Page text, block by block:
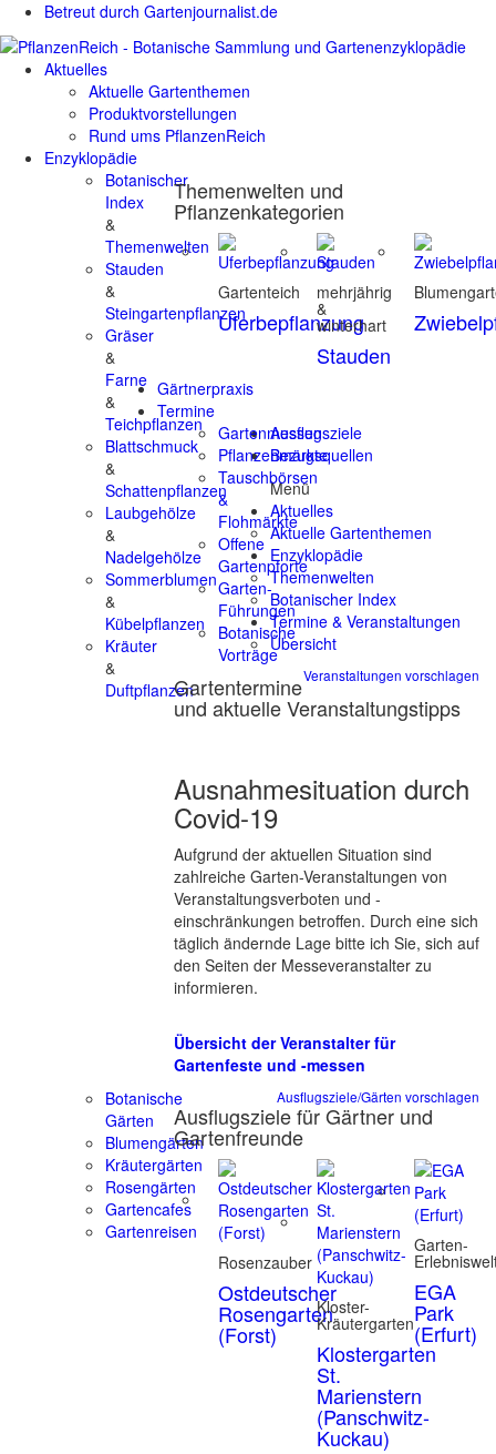
Betreut durch Gartenjournalist.de
Aktuelles
Aktuelle Gartenthemen
Produktvorstellungen
Rund ums PflanzenReich
Enzyklopädie
Botanischer
Index
&
Themenwelten
Stauden
&
Steingartenpflanzen
Gräser
&
Farne
&
Teichpflanzen
Blattschmuck
&
Schattenpflanzen
Laubgehölze
&
Nadelgehölze
Sommerblumen
&
Kübelpflanzen
Kräuter
&
Duftpflanzen
Themenwelten und
Pflanzenkategorien
Gartenteich
Uferbepflanzung
mehrjährig
&
winterhart
Stauden
Gärtnerpraxis
Termine
Gartenmessen
Pflanzenmärkte
Tauschbörsen
&
Flohmärkte
Offene
Gartenpforte
Garten-
Führungen
Botanische
Vorträge
Veranstaltungen vorschlagen
Gartentermine
und aktuelle Veranstaltungstipps
Ausnahmesituation durch
Covid-19
Aufgrund der aktuellen Situation sind
zahlreiche Garten-Veranstaltungen von
Veranstaltungsverboten und -
einschränkungen betroffen. Durch eine sich
täglich ändernde Lage bitte ich Sie, sich auf
den Seiten der Messeveranstalter zu
informieren.
Übersicht der Veranstalter für
Gartenfeste und -messen
Ausflugsziele
Botanische
Gärten
Blumengärten
Kräutergärten
Rosengärten
Gartencafes
Gartenreisen
Ausflugsziele/Gärten vorschlagen
Ausflugsziele für Gärtner und
Gartenfreunde
Rosenzauber
Ostdeutscher
Rosengarten
(Forst)
Kloster-
Kräutergarten
Klostergarten
St.
Marienstern
(Panschwitz-
Kuckau)
Garten-
EGA
Park
(Erfurt)
Bezugsquellen
Menü
Aktuelles
Aktuelle Gartenthemen
Enzyklopädie
Themenwelten
Botanischer Index
Termine & Veranstaltungen
Übersicht